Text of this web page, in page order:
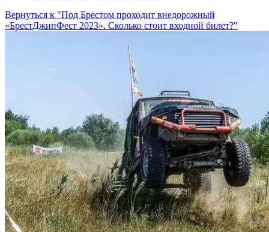
Вернуться к "Под Брестом проходит внедорожный
«БрестДжипФест 2023». Сколько стоит входной билет?"